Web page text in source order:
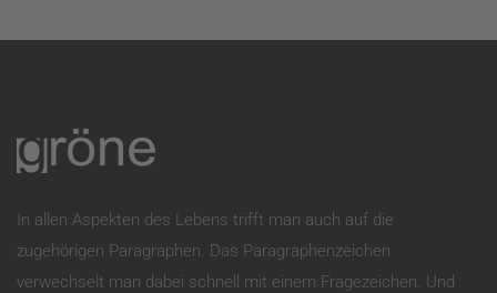
In allen Aspekten des Lebens trifft man auch auf die
zugehörigen Paragraphen. Das Paragraphenzeichen
verwechselt man dabei schnell mit einem Fragezeichen. Und